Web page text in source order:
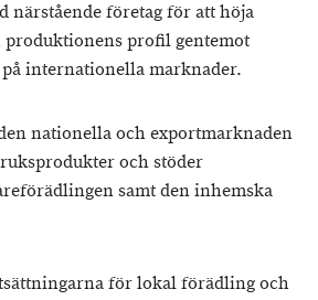
närstående företag för att höja
produktionens profil gentemot
internationella marknader.
nationella och exportmarknaden
och stöder
samt den inhemska
för lokal förädling och